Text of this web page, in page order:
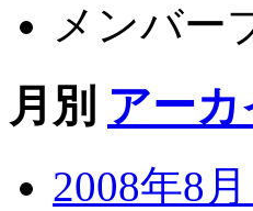
メンバー
月別 アー
2008年8